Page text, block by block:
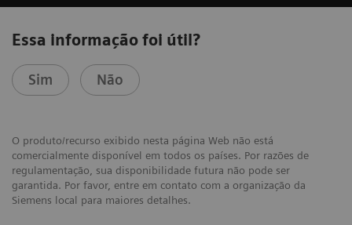
Essa informação foi útil?
Sim Não
O produto/recurso exibido nesta página Web não está
comercialmente disponível em todos os países. Por razões de
regulamentação, sua disponibilidade futura não pode ser
garantida. Por favor, entre em contato com a organização da
Siemens local para maiores detalhes.